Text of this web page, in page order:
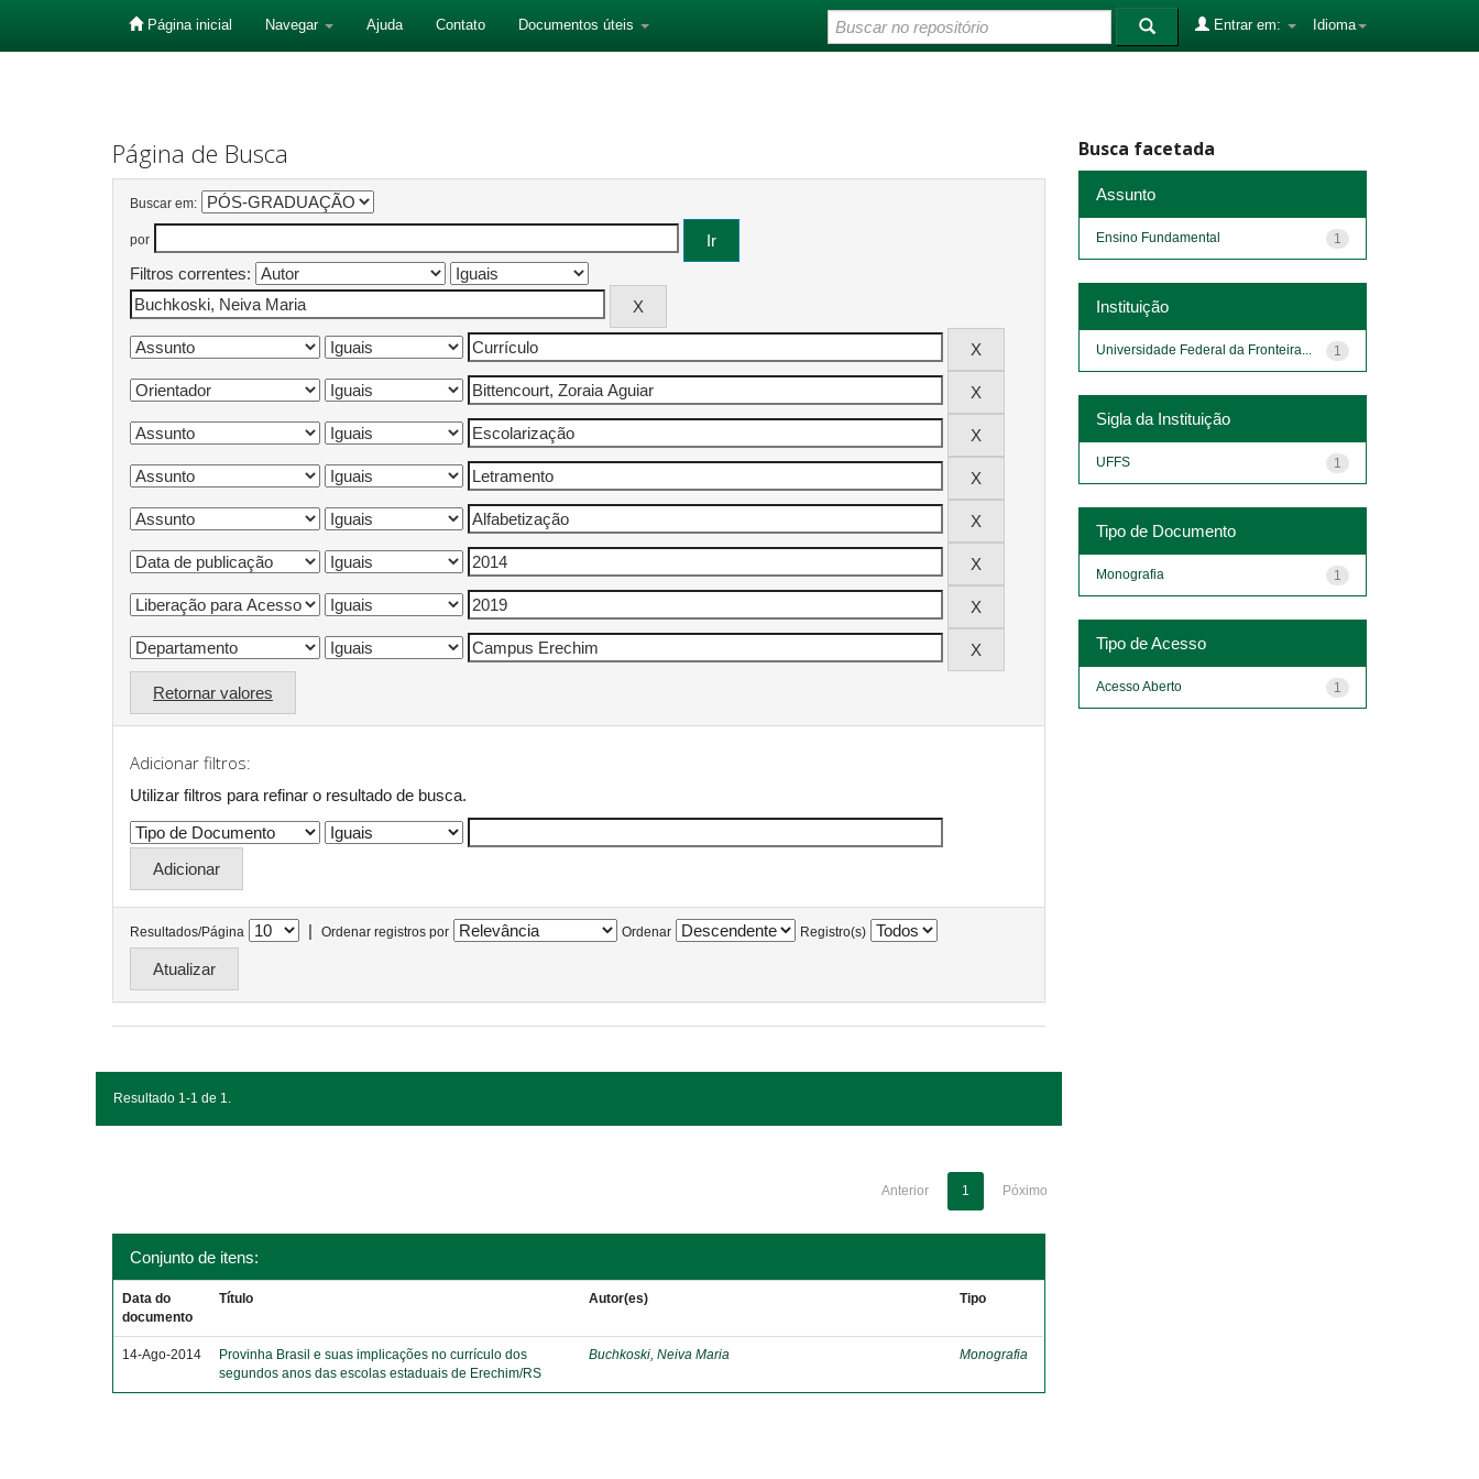
Página inicial Navegar Ajuda Contato Documentos úteis Idioma
Entrar em:
Página de Busca
Buscar em:
por
Filtros correntes:
Retornar valores
Adicionar filtros:
Utilizar filtros para refinar o resultado de busca.
Resultados/Página | Ordenar registros por Ordenar Registro(s)
Resultado 1-1 de 1.
Anterior 1 Póximo
Conjunto de itens:
Data do
documento
Título Autor(es) Tipo
14-Ago-2014
Provinha Brasil e suas implicações no currículo dos
segundos anos das escolas estaduais de Erechim/RS
Buchkoski, Neiva Maria Monografia
Busca facetada
Assunto
1
Ensino Fundamental
Instituição
1
Universidade Federal da Fronteira...
Sigla da Instituição
1
UFFS
Tipo de Documento
1
Monografia
Tipo de Acesso
1
Acesso Aberto